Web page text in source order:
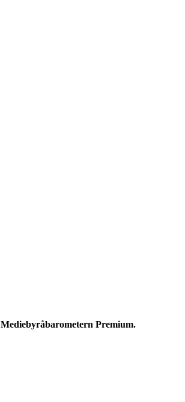
Mediebyråbarometern Premium.